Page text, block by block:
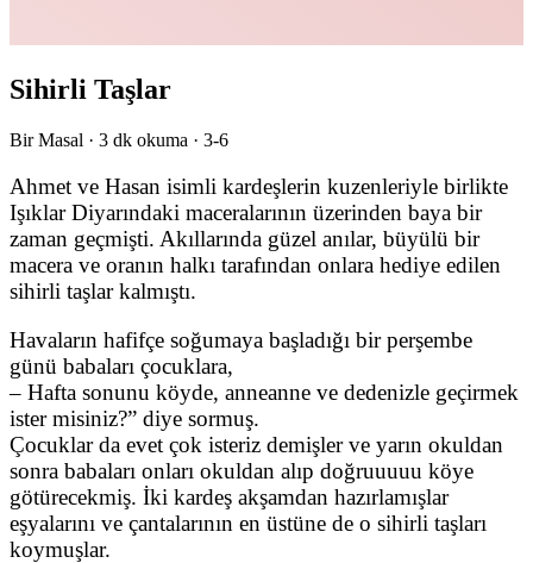
Sihirli Taşlar
Bir Masal · 3 dk okuma · 3-6
Ahmet ve Hasan isimli kardeşlerin kuzenleriyle birlikte
Işıklar Diyarındaki maceralarının üzerinden baya bir
zaman geçmişti. Akıllarında güzel anılar, büyülü bir
macera ve oranın halkı tarafından onlara hediye edilen
sihirli taşlar kalmıştı.
Havaların hafifçe soğumaya başladığı bir perşembe
günü babaları çocuklara,
– Hafta sonunu köyde, anneanne ve dedenizle geçirmek
ister misiniz?” diye sormuş.
Çocuklar da evet çok isteriz demişler ve yarın okuldan
sonra babaları onları okuldan alıp doğruuuuu köye
götürecekmiş. İki kardeş akşamdan hazırlamışlar
eşyalarını ve çantalarının en üstüne de o sihirli taşları
koymuşlar.